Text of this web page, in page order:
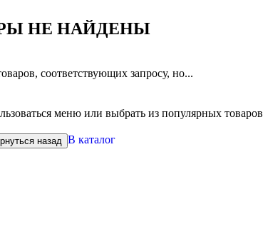
НЕ НАЙДЕНЫ
соответствующих запросу, но...
меню или выбрать из популярных товаров
назад В каталог